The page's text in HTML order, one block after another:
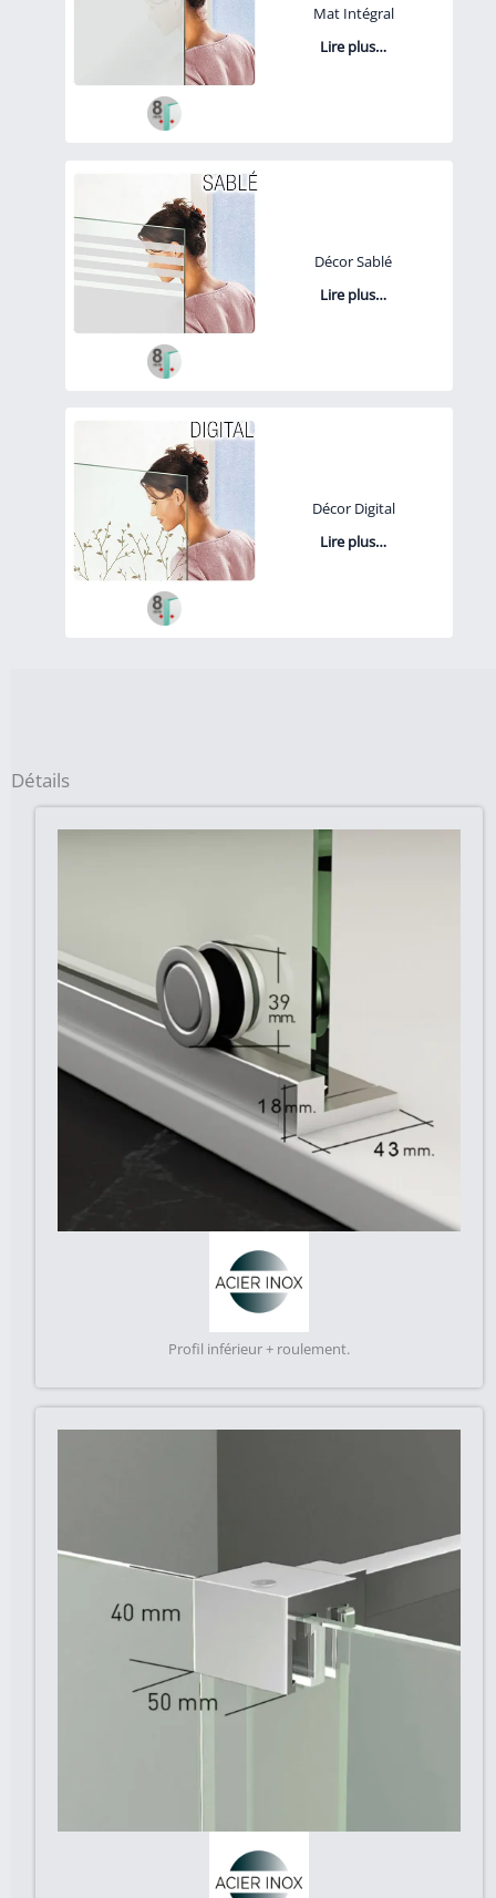
Mat Intégral
Lire plus…
Décor Sablé
Lire plus…
Décor Digital
Lire plus…
Détails
Profil inférieur + roulement.